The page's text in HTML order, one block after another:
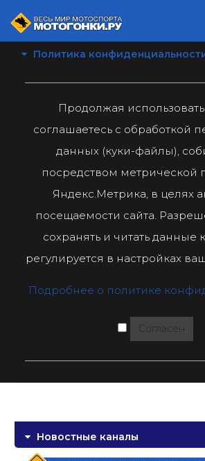
Политика
Продолжая использовать
соглашаетесь с обработкой
данных (куки-файлы),
посредством метрической
Яндекс.Метрика, в целях
посещаемости сайта.
сохранять и читать данные
регулируется в настройках
Подробнее о политике
Согласен
Новостные каналы